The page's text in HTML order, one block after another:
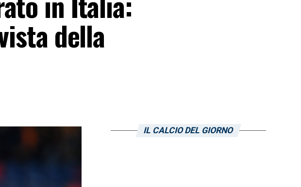
della
IL CALCIO DEL GIORNO